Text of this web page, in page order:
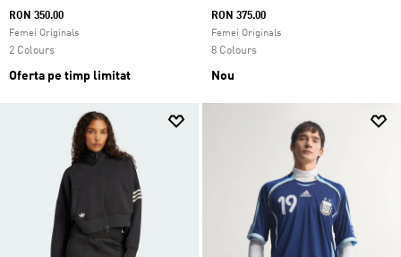
RON 350.00
Femei Originals
2 Colours
Oferta pe timp limitat
RON 375.00
Femei Originals
8 Colours
Nou